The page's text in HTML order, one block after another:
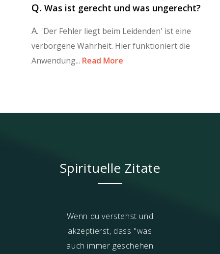
Q. Was ist gerecht und was ungerecht?
A. 'Der Fehler liegt beim Leidenden' ist eine
verborgene Wahrheit. Hier funktioniert die
Anwendung... Read More
Spirituelle Zitate
Wenn du verstehst und
akzeptierst, dass "was
auch immer geschehen